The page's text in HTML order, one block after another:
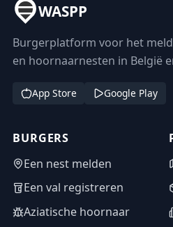
WASPP
Burgerplatform voor het
en hoornaarnesten in België
App Store Google Play
BURGERS
Een nest melden
Een val registreren
Aziatische hoornaar